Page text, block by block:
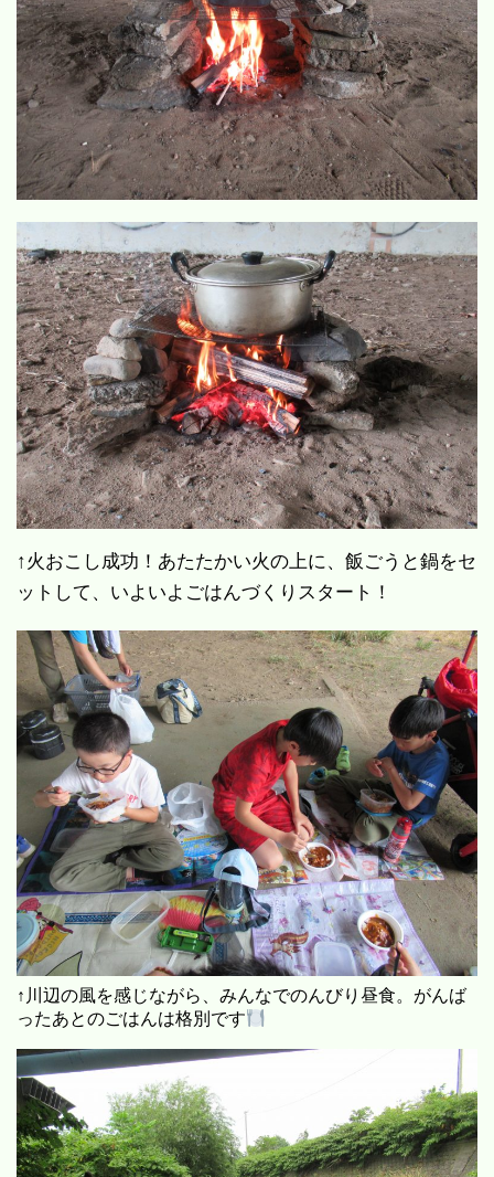
↑火おこし成功！あたたかい火の上に、飯ごうと鍋をセ
ットして、いよいよごはんづくりスタート！
↑川辺の風を感じながら、みんなでのんびり昼食。がんば
ったあとのごはんは格別です